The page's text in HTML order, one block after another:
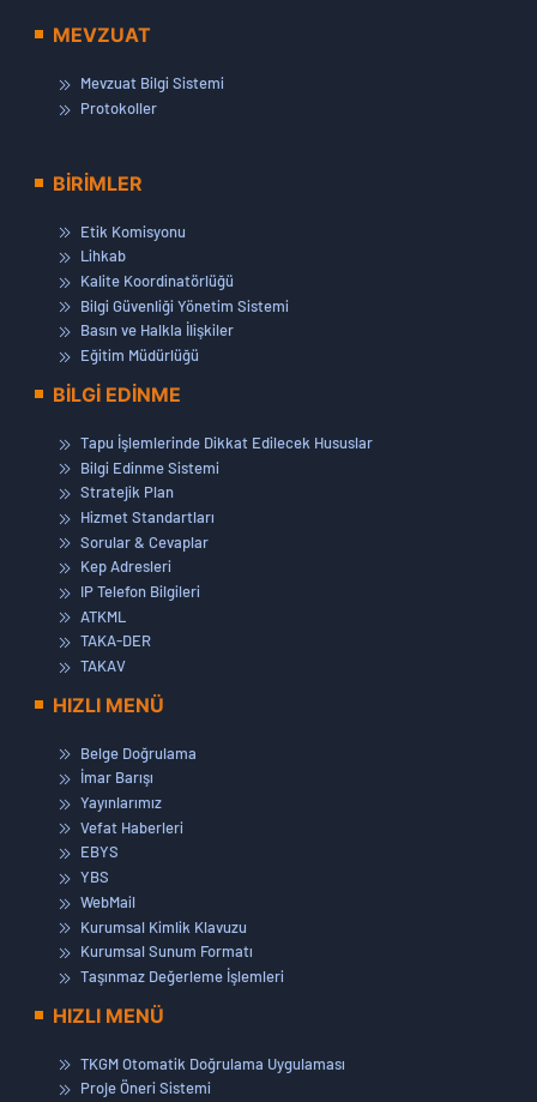
MEVZUAT
Mevzuat Bilgi Sistemi
Protokoller
BİRİMLER
Etik Komisyonu
Lihkab
Kalite Koordinatörlüğü
Bilgi Güvenliği Yönetim Sistemi
Basın ve Halkla İlişkiler
Eğitim Müdürlüğü
BİLGİ EDİNME
Tapu İşlemlerinde Dikkat Edilecek Hususlar
Bilgi Edinme Sistemi
Stratejik Plan
Hizmet Standartları
Sorular & Cevaplar
Kep Adresleri
IP Telefon Bilgileri
ATKML
TAKA-DER
TAKAV
HIZLI MENÜ
Belge Doğrulama
İmar Barışı
Yayınlarımız
Vefat Haberleri
EBYS
YBS
WebMail
Kurumsal Kimlik Klavuzu
Kurumsal Sunum Formatı
Taşınmaz Değerleme İşlemleri
HIZLI MENÜ
TKGM Otomatik Doğrulama Uygulaması
Proje Öneri Sistemi